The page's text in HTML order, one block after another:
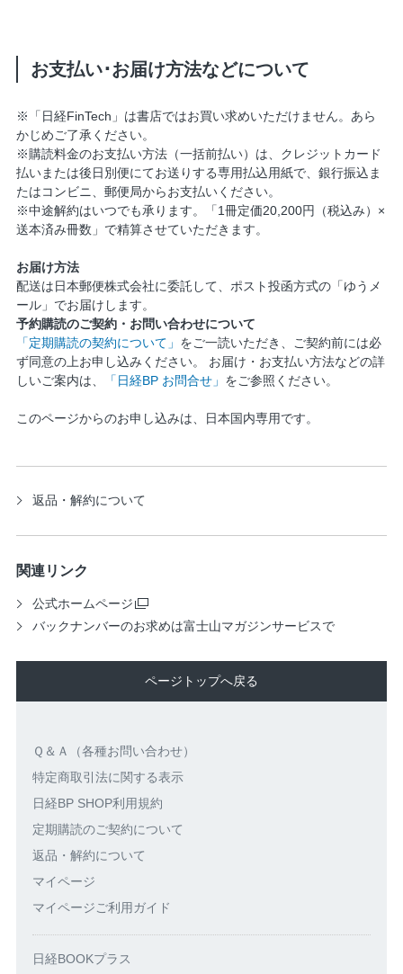
お支払い･お届け方法などについて
※「日経FinTech」は書店ではお買い求めいただけません。あら
かじめご了承ください。
※購読料金のお支払い方法（一括前払い）は、クレジットカード
払いまたは後日別便にてお送りする専用払込用紙で、銀行振込ま
たはコンビニ、郵便局からお支払いください。
※中途解約はいつでも承ります。「1冊定価20,200円（税込み）×
送本済み冊数」で精算させていただきます。
お届け方法
配送は日本郵便株式会社に委託して、ポスト投函方式の「ゆうメ
ール」でお届けします。
予約購読のご契約・お問い合わせについて
「定期購読の契約について」 をご一読いただき、ご契約前には必
ず同意の上お申し込みください。 お届け・お支払い方法などの詳
しいご案内は、
「日経BP お問合せ」 をご参照ください。
このページからのお申し込みは、日本国内専用です。
返品・解約について
関連リンク
公式ホームページ
バックナンバーのお求めは富士山マガジンサービスで
ページトップへ戻る
Ｑ＆Ａ（各種お問い合わせ）
特定商取引法に関する表示
日経BP SHOP利用規約
定期購読のご契約について
返品・解約について
マイページ
マイページご利用ガイド
日経BOOKプラス